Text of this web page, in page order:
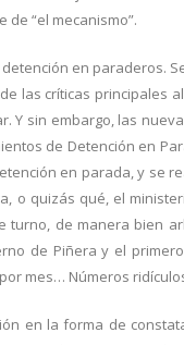
“el mecanismo”.
en paraderos.
las críticas principales
Y sin embargo, las
de Detención en
en parada, y se
o quizás qué, el
turno, de manera bien
de Piñera y el
mes… Números
en la forma de